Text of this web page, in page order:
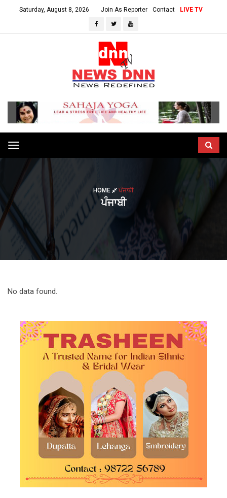
Saturday, August 8, 2026 Join As Reporter Contact LIVE TV
Toggle
navigation
HOME ਪੰਜਾਬੀ
ਪੰਜਾਬੀ
No data found.